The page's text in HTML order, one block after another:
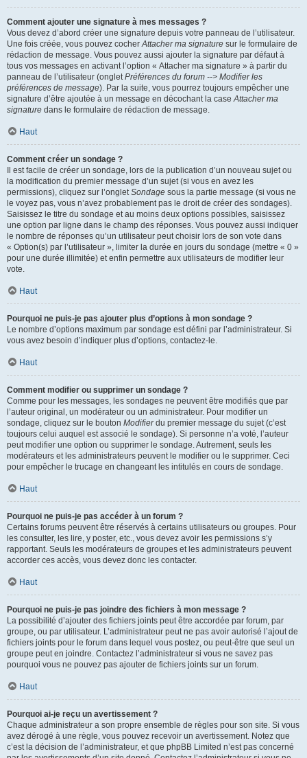
Comment ajouter une signature à mes messages ?
Vous devez d’abord créer une signature depuis votre panneau de l’utilisateur.
Une fois créée, vous pouvez cocherAttacher ma signature sur le formulaire de
rédaction de message. Vous pouvez aussi ajouter la signature par défaut à
tous vos messages en activant l’option « Attacher ma signature » à partir du
panneau de l’utilisateur (ongletPréférences du forum --> Modifier les
préférences de message). Par la suite, vous pourrez toujours empêcher une
signature d’être ajoutée à un message en décochant la caseAttacher ma
signature dans le formulaire de rédaction de message.
Haut
Comment créer un sondage ?
Il est facile de créer un sondage, lors de la publication d’un nouveau sujet ou
la modification du premier message d’un sujet (si vous en avez les
permissions), cliquez sur l’ongletSondage sous la partie message (si vous ne
le voyez pas, vous n’avez probablement pas le droit de créer des sondages).
Saisissez le titre du sondage et au moins deux options possibles, saisissez
une option par ligne dans le champ des réponses. Vous pouvez aussi indiquer
le nombre de réponses qu’un utilisateur peut choisir lors de son vote dans
« Option(s) par l’utilisateur », limiter la durée en jours du sondage (mettre « 0 »
pour une durée illimitée) et enfin permettre aux utilisateurs de modifier leur
vote.
Haut
Pourquoi ne puis-je pas ajouter plus d’options à mon sondage ?
Le nombre d’options maximum par sondage est défini par l’administrateur. Si
vous avez besoin d’indiquer plus d’options, contactez-le.
Haut
Comment modifier ou supprimer un sondage ?
Comme pour les messages, les sondages ne peuvent être modifiés que par
l’auteur original, un modérateur ou un administrateur. Pour modifier un
sondage, cliquez sur le bouton Modifierdu premier message du sujet (c’est
toujours celui auquel est associé le sondage). Si personne n’a voté, l’auteur
peut modifier une option ou supprimer le sondage. Autrement, seuls les
modérateurs et les administrateurs peuvent le modifier ou le supprimer. Ceci
pour empêcher le trucage en changeant les intitulés en cours de sondage.
Haut
Pourquoi ne puis-je pas accéder à un forum ?
Certains forums peuvent être réservés à certains utilisateurs ou groupes. Pour
les consulter, les lire, y poster, etc., vous devez avoir les permissions s’y
rapportant. Seuls les modérateurs de groupes et les administrateurs peuvent
accorder ces accès, vous devez donc les contacter.
Haut
Pourquoi ne puis-je pas joindre des fichiers à mon message ?
La possibilité d’ajouter des fichiers joints peut être accordée par forum, par
groupe, ou par utilisateur. L’administrateur peut ne pas avoir autorisé l’ajout de
fichiers joints pour le forum dans lequel vous postez, ou peut-être que seul un
groupe peut en joindre. Contactez l’administrateur si vous ne savez pas
pourquoi vous ne pouvez pas ajouter de fichiers joints sur un forum.
Haut
Pourquoi ai-je reçu un avertissement ?
Chaque administrateur a son propre ensemble de règles pour son site. Si vous
avez dérogé à une règle, vous pouvez recevoir un avertissement. Notez que
c’est la décision de l’administrateur, et que phpBB Limited n’est pas concerné